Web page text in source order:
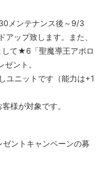
メンテナンス後～9/3
ップ致します。また、
して★6「聖魔導王アポロ
ント。
ユニットです（能力は+1
様が対象です。
ントキャンペーンの募